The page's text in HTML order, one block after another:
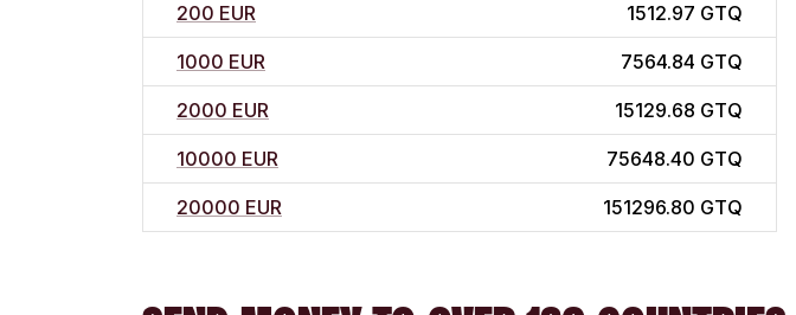
200 EUR 1512.97 GTQ
1000 EUR 7564.84 GTQ
2000 EUR 15129.68 GTQ
10000 EUR 75648.40 GTQ
20000 EUR 151296.80 GTQ